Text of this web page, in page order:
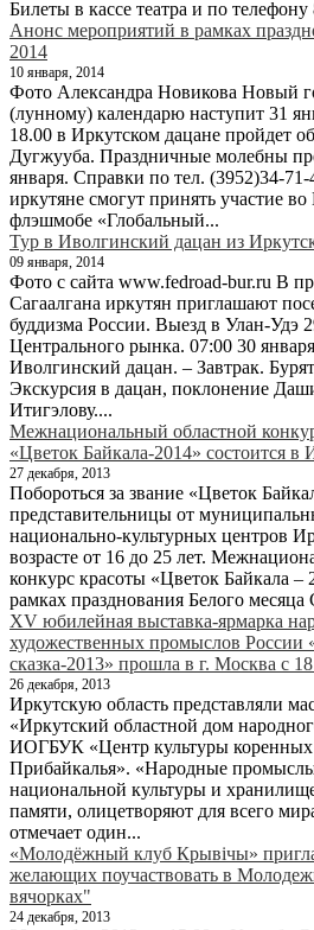
Билеты в кассе театра и по
Анонс мероприятий в рамках
2014
10 января, 2014
Фото Александра Новикова Новый
(лунному) календарю наступит 31
18.00 в Иркутском дацане пройдет
Дугжууба. Праздничные молебны
января. Справки по тел. (3952)34-71-
иркутяне смогут принять участие
флэшмобе «Глобальный...
Тур в Иволгинский дацан из
09 января, 2014
Фото с сайта www.fedroad-bur.ru В
Сагаалгана иркутян приглашают
буддизма России. Выезд в Улан-Удэ
Центрального рынка. 07:00 30
Иволгинский дацан. – Завтрак.
Экскурсия в дацан, поклонение
Итигэлову....
Межнациональный областной
«Цветок Байкала-2014» состоится в
27 декабря, 2013
Побороться за звание «Цветок
представительницы от
национально-культурных центров
возрасте от 16 до 25 лет.
конкурс красоты «Цветок Байкала –
рамках празднования Белого месяца
XV юбилейная выставка-ярмарка
художественных промыслов
сказка-2013» прошла в г. Москва с
26 декабря, 2013
Иркутскую область представляли
«Иркутский областной дом
ИОГБУК «Центр культуры коренных
Прибайкалья». «Народные
национальной культуры и
памяти, олицетворяют для всего
отмечает один...
«Молодёжный клуб Крывiчы»
желающих поучаствовать в
вячорках"
24 декабря, 2013